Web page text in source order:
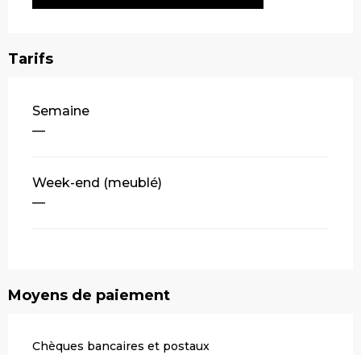
Tarifs
Tarifs 2026
Semaine
—
Week-end (meublé)
—
Moyens de paiement
Chèques bancaires et postaux